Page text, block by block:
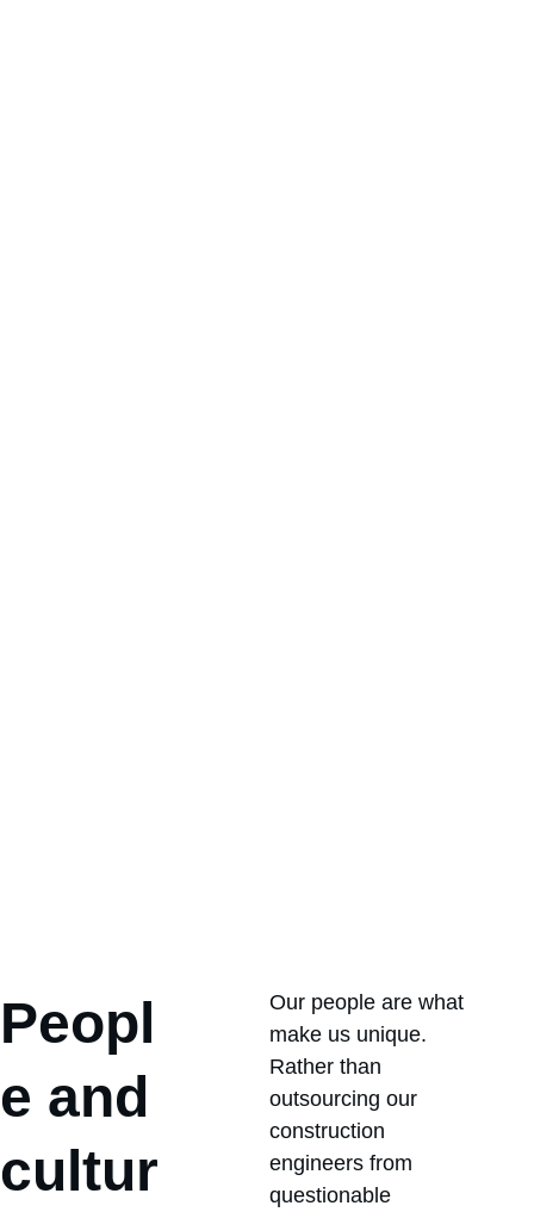
Peopl
e and
cultur
Our people are what
make us unique.
Rather than
outsourcing our
construction
engineers from
questionable